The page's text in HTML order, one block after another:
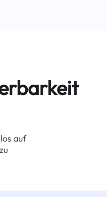
auf